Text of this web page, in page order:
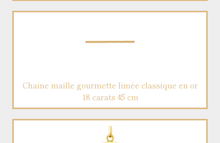
Chaine maille gourmette limée classique en or
18 carats 45 cm